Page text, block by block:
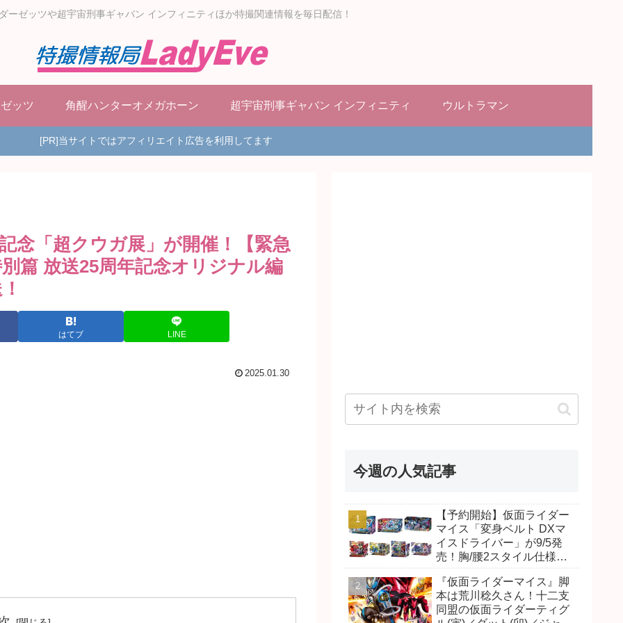
ーゼッツや超宇宙刑事ギャバン インフィニティほか特撮関連情報を毎日配信！
ッツ 角醒ハンターオメガホーン 超宇宙刑事ギャバン インフィニティ ウルトラマン
[PR]当サイトではアフィリエイト広告を利用してます
念「超クウガ展」が開催！【緊急
篇 放送25周年記念オリジナル編
はてブ LINE
2025.01.30
今週の人気記事
【予約開始】仮面ライダー
マイス「変身ベルト DXマ
イスドライバー」が9/5発
売！胸/腰2スタイル仕様！
ッシュ、ジャオ/バイト、ケ
イ/ショットボーンバックル
も！
『仮面ライダーマイス』脚
本は荒川稔久さん！十二支
同盟の仮面ライダーティグ